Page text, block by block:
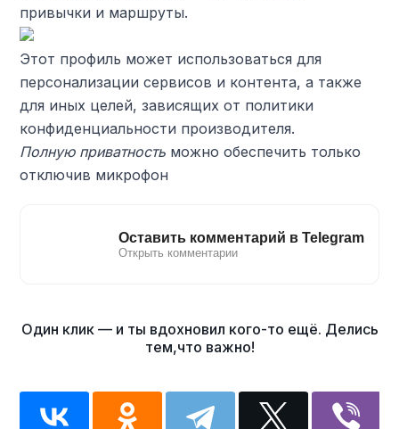
привычки и маршруты.
Этот профиль может использоваться для
персонализации сервисов и контента, а также
для иных целей, зависящих от политики
конфиденциальности производителя.
Полную приватность можно обеспечить только
отключив микрофон